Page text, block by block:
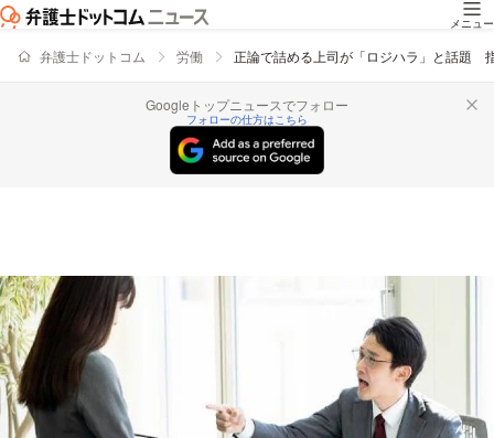
メニュー
弁護士ドットコム 労働 正論で詰める上司が「ロジハラ」と話題
Googleトップニュースでフォロー
フォローの仕方はこちら